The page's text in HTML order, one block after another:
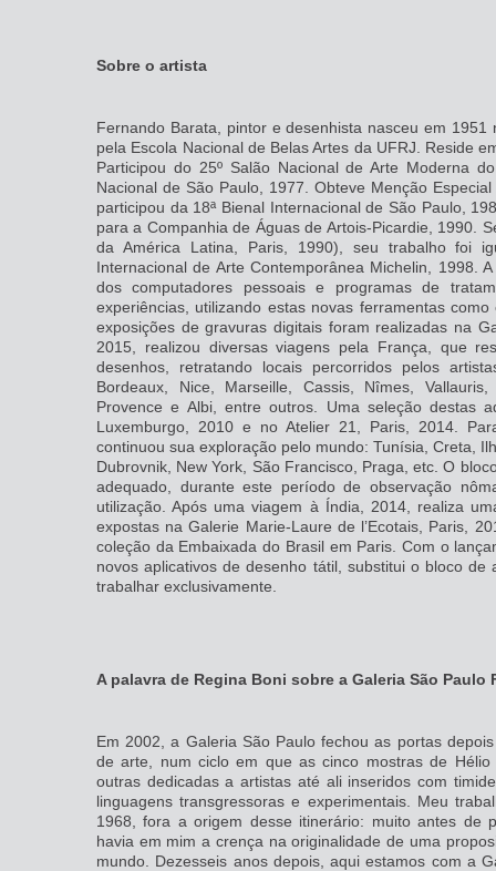
Sobre o artista
Fernando Barata, pintor e desenhista nasceu em
pela Escola Nacional de Belas Artes da UFRJ. Reside
Participou do 25º Salão Nacional de Arte Moderna
Nacional de São Paulo, 1977. Obteve Menção
participou da 18ª Bienal Internacional de São Paulo,
para a Companhia de Águas de Artois-Picardie, 1990.
da América Latina, Paris, 1990), seu trabalho foi
Internacional de Arte Contemporânea Michelin, 1998.
dos computadores pessoais e programas de
experiências, utilizando estas novas ferramentas
exposições de gravuras digitais foram realizadas na
2015, realizou diversas viagens pela França, que
desenhos, retratando locais percorridos pelos
Bordeaux, Nice, Marseille, Cassis, Nîmes,
Provence e Albi, entre outros. Uma seleção destas
Luxemburgo, 2010 e no Atelier 21, Paris, 2014.
continuou sua exploração pelo mundo: Tunísia, Creta,
Dubrovnik, New York, São Francisco, Praga, etc. O
adequado, durante este período de observação
utilização. Após uma viagem à Índia, 2014, realiza
expostas na Galerie Marie-Laure de l’Ecotais, Paris,
coleção da Embaixada do Brasil em Paris. Com o
novos aplicativos de desenho tátil, substitui o bloco
trabalhar exclusivamente.
A palavra de Regina Boni sobre a Galeria São Paulo
Em 2002, a Galeria São Paulo fechou as portas
de arte, num ciclo em que as cinco mostras de
outras dedicadas a artistas até ali inseridos com
linguagens transgressoras e experimentais. Meu
1968, fora a origem desse itinerário: muito antes de
havia em mim a crença na originalidade de uma
mundo. Dezesseis anos depois, aqui estamos com a